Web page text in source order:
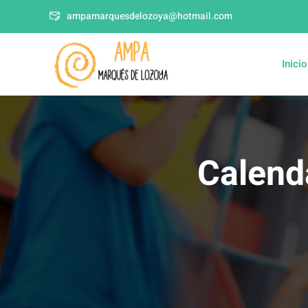
ampamarquesdelozoya@hotmail.com
Inicio